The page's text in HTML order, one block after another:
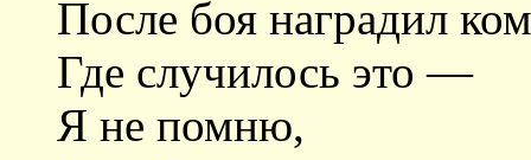
После боя наградил
Где случилось это —
Я не помню,